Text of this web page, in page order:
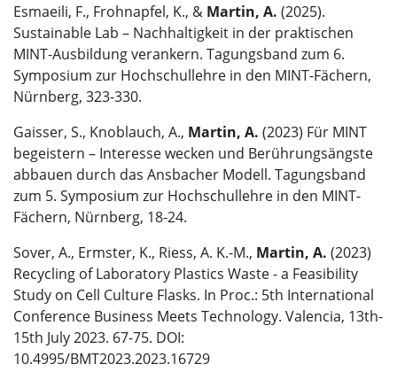
Esmaeili, F., Frohnapfel, K., & Martin, A. (2025).
Sustainable Lab – Nachhaltigkeit in der praktischen
MINT-Ausbildung verankern. Tagungsband zum 6.
Symposium zur Hochschullehre in den MINT-Fächern,
Nürnberg, 323-330.
Gaisser, S., Knoblauch, A., Martin, A. (2023) Für MINT
begeistern – Interesse wecken und Berührungsängste
abbauen durch das Ansbacher Modell. Tagungsband
zum 5. Symposium zur Hochschullehre in den MINT-
Fächern, Nürnberg, 18-24.
Sover, A., Ermster, K., Riess, A. K.-M., Martin, A. (2023)
Recycling of Laboratory Plastics Waste - a Feasibility
Study on Cell Culture Flasks. In Proc.: 5th International
Conference Business Meets Technology. Valencia, 13th-
15th July 2023. 67-75. DOI:
10.4995/BMT2023.2023.16729